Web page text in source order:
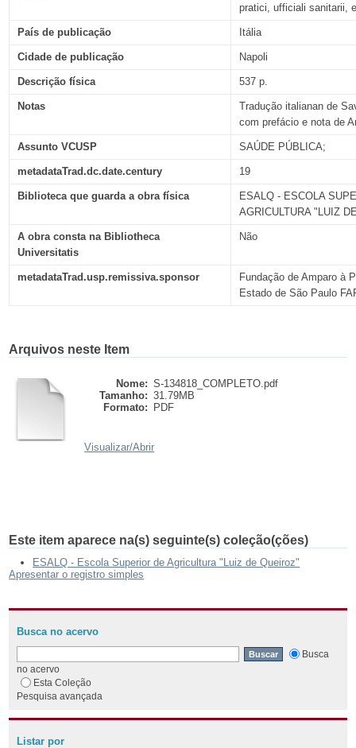
pratici, ufficiali sanitarii,
País de publicação Itália
Cidade de publicação Napoli
Descrição física 537 p.
Notas
Tradução italianan de
com prefácio e nota de
Assunto VCUSP SAÚDE PÚBLICA;
metadataTrad.dc.date.century 19
Biblioteca que guarda a obra física
ESALQ - ESCOLA
AGRICULTURA "LUIZ
A obra consta na Bibliotheca
Universitatis
Não
metadataTrad.usp.remissiva.sponsor
Fundação de Amparo à
Estado de São Paulo
Arquivos neste Item
Nome: S-134818_COMPLETO.pdf
Tamanho: 31.79MB
Formato:
PDF
Visualizar/Abrir
Este item aparece na(s) seguinte(s) coleção(ções)
ESALQ - Escola Superior de Agricultura "Luiz de Queiroz"
Apresentar o registro simples
Busca no acervo
Busca
no acervo
Esta Coleção
Pesquisa avançada
Listar por